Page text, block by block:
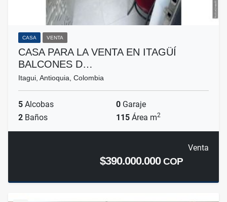
CASA VENTA
CASA PARA LA VENTA EN ITAGÜÍ
BALCONES D…
Itagui, Antioquia, Colombia
5 Alcobas 0 Garaje
2 Baños 115 Área m2
Venta
$390.000.000COP